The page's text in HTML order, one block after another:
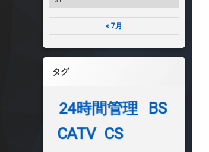
« 7月
タグ
24時間管理
BS
CATV CS